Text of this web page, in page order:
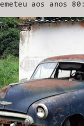
aos anos